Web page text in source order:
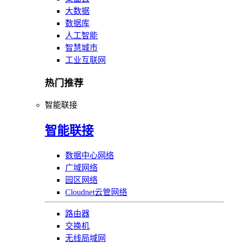
大数据
数据库
人工智能
智慧城市
工业互联网
热门推荐
智能联接
智能联接
数据中心网络
广域网络
园区网络
Cloudnet云管网络
路由器
交换机
无线局域网